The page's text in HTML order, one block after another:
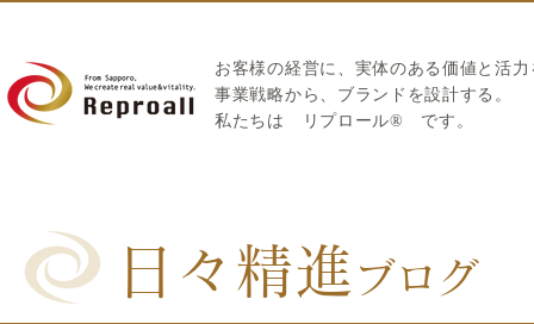
お客様の経営に、実体のある価値と活
​事業戦略から、ブランドを設計する。
私たちは
リプロール® です。
日々精進 ブログ